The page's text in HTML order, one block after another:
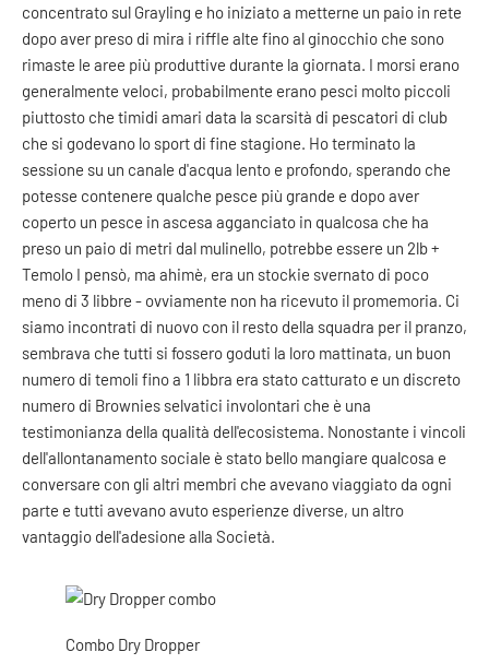
concentrato sul Grayling e ho iniziato a metterne un paio in rete
dopo aver preso di mira i riffle alte fino al ginocchio che sono
rimaste le aree più produttive durante la giornata. I morsi erano
generalmente veloci, probabilmente erano pesci molto piccoli
piuttosto che timidi amari data la scarsità di pescatori di club
che si godevano lo sport di fine stagione. Ho terminato la
sessione su un canale d'acqua lento e profondo, sperando che
potesse contenere qualche pesce più grande e dopo aver
coperto un pesce in ascesa agganciato in qualcosa che ha
preso un paio di metri dal mulinello, potrebbe essere un 2lb +
Temolo I pensò, ma ahimè, era un stockie svernato di poco
meno di 3 libbre - ovviamente non ha ricevuto il promemoria. Ci
siamo incontrati di nuovo con il resto della squadra per il pranzo,
sembrava che tutti si fossero goduti la loro mattinata, un buon
numero di temoli fino a 1 libbra era stato catturato e un discreto
numero di Brownies selvatici involontari che è una
testimonianza della qualità dell'ecosistema. Nonostante i vincoli
dell'allontanamento sociale è stato bello mangiare qualcosa e
conversare con gli altri membri che avevano viaggiato da ogni
parte e tutti avevano avuto esperienze diverse, un altro
vantaggio dell'adesione alla Società.
Combo Dry Dropper